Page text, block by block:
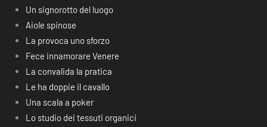
Un signorotto del luogo
Aiole spinose
La provoca uno sforzo
Fece innamorare Venere
La convalida la pratica
Le ha doppie il cavallo
Una scala a poker
Lo studio dei tessuti organici